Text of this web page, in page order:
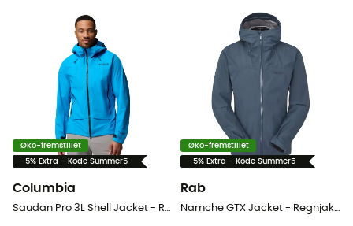
Øko-fremstillet
-5% Extra - Kode Summer5
Columbia
Øko-fremstillet
-5% Extra - Kode Summer5
Rab